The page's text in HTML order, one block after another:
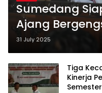
Sumedang
Ajang
Binokasih &
31 July 2025
Tiga
Kinerja